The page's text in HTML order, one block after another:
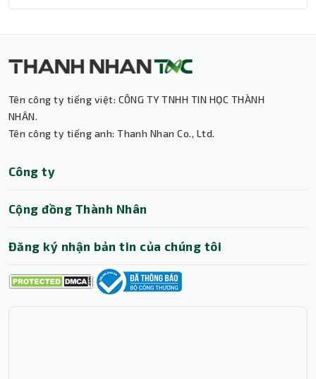
Tên công ty tiếng việt: CÔNG TY TNHH TIN HỌC THÀNH
NHÂN.
Tên công ty tiếng anh: Thanh Nhan Co., Ltd.
Công ty
Cộng đồng Thành Nhân
Đăng ký nhận bản tin của chúng tôi
Trợ lý AI • Phản hồi tức thì